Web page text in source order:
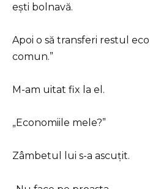
ești bolnavă.
Apoi o să transferi restul
comun.”
M-am uitat fix la el.
„Economiile mele?”
Zâmbetul lui s-a ascuțit.